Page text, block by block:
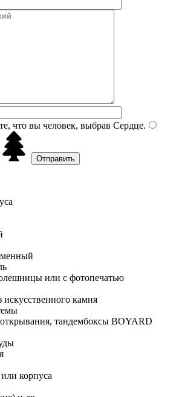
что вы человек, выбрав Сердце.
или с фотопечатью
искусственного камня
тандембоксы BOYARD
корпуса